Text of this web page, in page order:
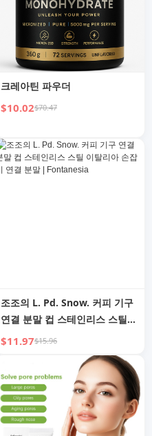
크레아틴 파우더
$10.02$70.47
조조의 L. Pd. Snow. 커피 기구
연결 분말 컵 스테인리스 스틸
이탈리아 손잡이 연결 분말 |
$11.97$15.96